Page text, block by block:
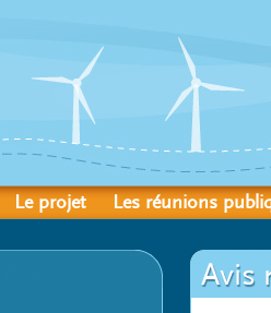
Le projet Les réunions
Avis